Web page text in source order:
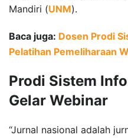
Mandiri (UNM).
Baca juga: Dosen Prodi
Pelatihan Pemeliharaan
Prodi Sistem
Gelar Webinar
“Jurnal nasional adalah